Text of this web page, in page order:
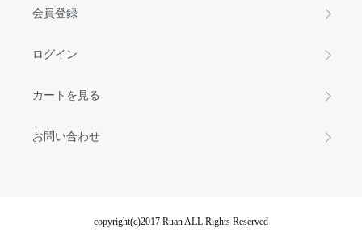
会員登録
ログイン
カートを見る
お問い合わせ
copyright(c)2017 Ruan ALL Rights Reserved